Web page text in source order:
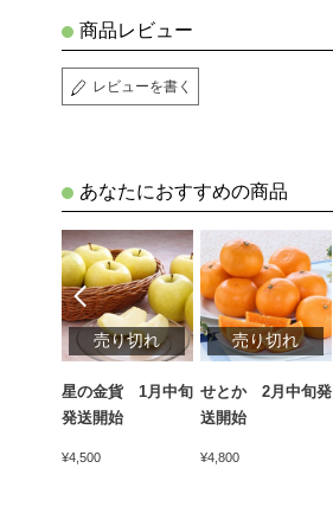
商品レビュー
レビューを書く
あなたにおすすめの商品
売り切れ
星の金貨 1月中旬
発送開始
¥4,500
売り切れ
せとか 2月中旬発
送開始
¥4,800